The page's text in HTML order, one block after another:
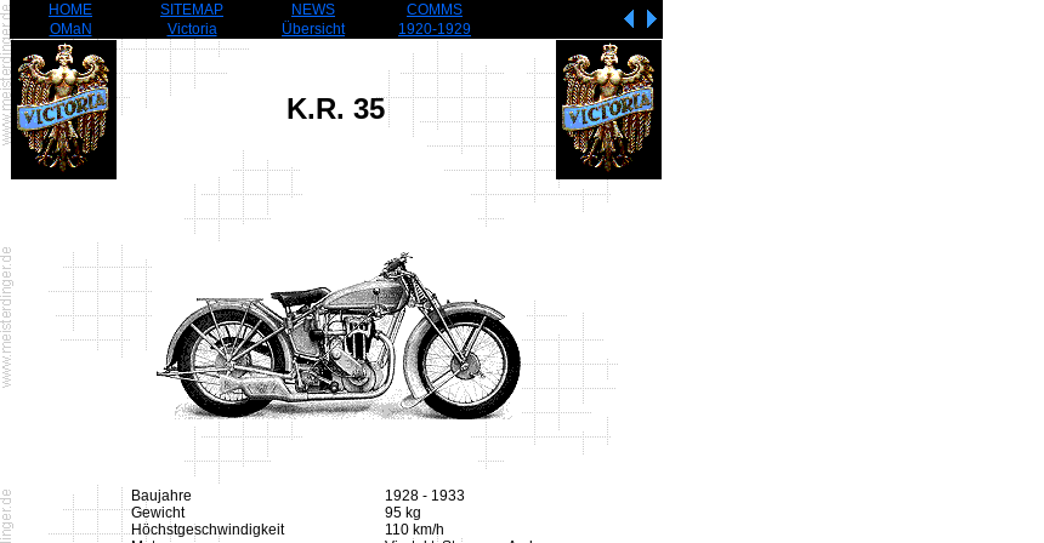
HOME SITEMAP NEWS
COMMS
OMaN
Victoria Übersicht 1920-1929
K.R. 35
Baujahre
1928 - 1933
Gewicht
95 kg
Höchstgeschwindigkeit
110 km/h